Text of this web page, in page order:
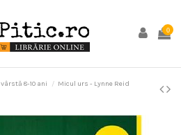
0
vârstă 8-10 ani
Micul urs - Lynne Reid